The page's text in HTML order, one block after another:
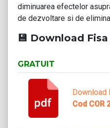
diminuarea efectelor
de dezvoltare si de
💾 Download
GRATUIT
Download
Cod COR